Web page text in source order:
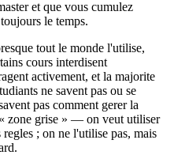
et que vous cumulez
le temps.
tout le monde l'utilise,
cours interdisent
activement, et la majorite
ne savent pas ou se
pas comment gerer la
zone grise » — on veut utiliser
; on ne l'utilise pas, mais